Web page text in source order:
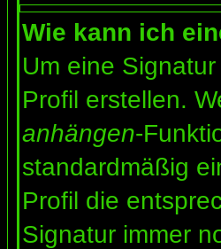
Wie kann ich
Um eine
Profil erstellen.
anhängen-
standardmäßig
Profil die
Signatur immer